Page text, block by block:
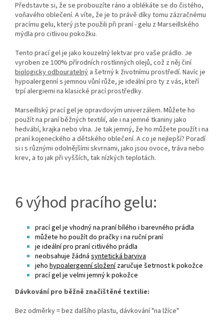
Představte si, že se probouzíte ráno a oblékáte se do čistého,
voňavého oblečení. A víte, že je to právě díky tomu zázračnému
pracímu gelu, který jste použili při praní - gelu z Marseillského
mýdla pro citlivou pokožku.
Tento prací gel je jako kouzelný lektvar pro vaše prádlo. Je
vyroben ze 100% přírodních rostlinných olejů, což z něj činí
biologicky odbouratelný a šetrný k životnímu prostředí. Navíc je
hypoalergenní s jemnou vůní růže, je ideální pro ty z vás, kteří
trpí alergiemi na klasické prací prostředky.
Marseillský prací gel je opravdovým univerzálem. Můžete ho
použít na praní běžných textilií, ale i na jemné tkaniny jako
hedvábí, krajka nebo vlna. Je tak jemný, že ho můžete použít i na
praní kojeneckého a dětského oblečení. A co je nejlepší? Poradí
si i s různými odolnějšími skvrnami, jako jsou ovoce, tráva nebo
krev, a to jak při vyšších, tak nízkých teplotách.
6 výhod pracího gelu:
prací gel je vhodný na praní bílého i barevného prádla
můžete ho použít do pračky i na ruční praní
je ideální pro praní citlivého prádla
neobsahuje žádná syntetická barviva
jeho hypoalergenní složenízaručuje šetrnost k pokožce
prací gel je velmi jemný k pokožce
Dávkování pro běžně značištěné textilie:
Bez odměrky = bez dalšího plastu, dávkování "na lžíce"